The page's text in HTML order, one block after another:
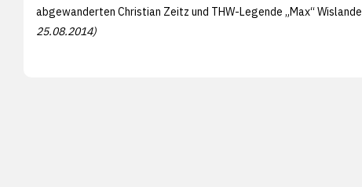
abgewanderten Christian Zeitz und THW-Legende „Max“
25.08.2014)